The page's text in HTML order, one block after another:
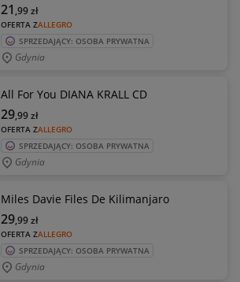
OFERTA ZALLEGRO
21 ,99zł
SPRZEDAJĄCY: OSOBA PRYWATNA
Gdynia
All For You DIANA KRALL CD
OFERTA ZALLEGRO
29,99zł
SPRZEDAJĄCY: OSOBA PRYWATNA
Gdynia
Miles Davie Files De Kilimanjaro
OFERTA ZALLEGRO
29,99zł
SPRZEDAJĄCY: OSOBA PRYWATNA
Gdynia